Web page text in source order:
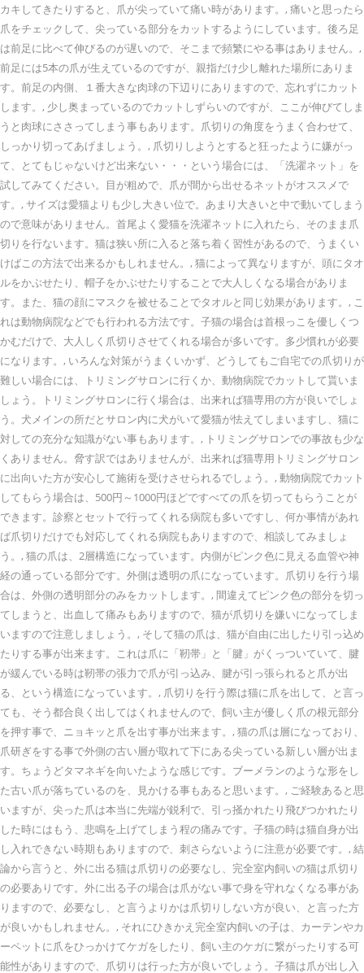
カキしてきたりすると、爪が尖っていて痛い時があります。, 痛いと思ったら
爪をチェックして、尖っている部分をカットするようにしています。後ろ足
は前足に比べて伸びるのが遅いので、そこまで頻繁にやる事はありません。,
前足には5本の爪が生えているのですが、親指だけ少し離れた場所にありま
す。前足の内側、１番大きな肉球の下辺りにありますので、忘れずにカット
します。, 少し奥まっているのでカットしずらいのですが、ここが伸びてしま
うと肉球にささってしまう事もあります。爪切りの角度をうまく合わせて、
しっかり切ってあげましょう。, 爪切りしようとすると狂ったように嫌がっ
て、とてもじゃないけど出来ない・・・という場合には、「洗濯ネット」を
試してみてください。目が粗めで、爪が間から出せるネットがオススメで
す。, サイズは愛猫よりも少し大きい位で。あまり大きいと中で動いてしまう
ので意味がありません。首尾よく愛猫を洗濯ネットに入れたら、そのまま爪
切りを行ないます。猫は狭い所に入ると落ち着く習性があるので、うまくい
けばこの方法で出来るかもしれません。, 猫によって異なりますが、頭にタオ
ルをかぶせたり、帽子をかぶせたりすることで大人しくなる場合がありま
す。また、猫の顔にマスクを被せることでタオルと同じ効果があります。, こ
れは動物病院などでも行われる方法です。子猫の場合は首根っこを優しくつ
かむだけで、大人しく爪切りさせてくれる場合が多いです。多少慣れが必要
になります。, いろんな対策がうまくいかず、どうしてもご自宅での爪切りが
難しい場合には、トリミングサロンに行くか、動物病院でカットして貰いま
しょう。トリミングサロンに行く場合は、出来れば猫専用の方が良いでしょ
う。犬メインの所だとサロン内に犬がいて愛猫が怯えてしまいますし、猫に
対しての充分な知識がない事もあります。, トリミングサロンでの事故も少な
くありません。脅す訳ではありませんが、出来れば猫専用トリミングサロン
に出向いた方が安心して施術を受けさせられるでしょう。, 動物病院でカット
してもらう場合は、500円～1000円ほどですべての爪を切ってもらうことが
できます。診察とセットで行ってくれる病院も多いですし、何か事情があれ
ば爪切りだけでも対応してくれる病院もありますので、相談してみましょ
う。, 猫の爪は、2層構造になっています。内側がピンク色に見える血管や神
経の通っている部分です。外側は透明の爪になっています。爪切りを行う場
合は、外側の透明部分のみをカットします。, 間違えてピンク色の部分を切っ
てしまうと、出血して痛みもありますので、猫が爪切りを嫌いになってしま
いますので注意しましょう。, そして猫の爪は、猫が自由に出したり引っ込め
たりする事が出来ます。これは爪に「靭帯」と「腱」がくっついていて、腱
が緩んでいる時は靭帯の張力で爪が引っ込み、腱が引っ張られると爪が出
る、という構造になっています。, 爪切りを行う際は猫に爪を出して、と言っ
ても、そう都合良く出してはくれませんので、飼い主が優しく爪の根元部分
を押す事で、ニョキッと爪を出す事が出来ます。, 猫の爪は層になっており、
爪研ぎをする事で外側の古い層が取れて下にある尖っている新しい層が出ま
す。ちょうどタマネギを向いたような感じです。ブーメランのような形をし
た古い爪が落ちているのを、見かける事もあると思います。, ご経験あると思
いますが、尖った爪は本当に先端が鋭利で、引っ掻かれたり飛びつかれたり
した時にはもう、悲鳴を上げてしまう程の痛みです。子猫の時は猫自身が出
し入れできない時期もありますので、刺さらないように注意が必要です。, 結
論から言うと、外に出る猫は爪切りの必要なし、完全室内飼いの猫は爪切り
の必要ありです。外に出る子の場合は爪がない事で身を守れなくなる事があ
りますので、必要なし、と言うよりかは爪切りしない方が良い、と言った方
が良いかもしれません。, それにひきかえ完全室内飼いの子は、カーテンやカ
ーペットに爪をひっかけてケガをしたり、飼い主のケガに繋がったりする可
能性がありますので、爪切りは行った方が良いでしょう。子猫は爪が出し入